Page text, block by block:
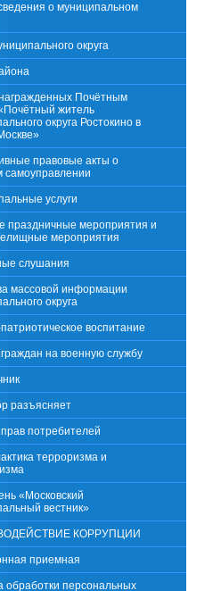
о муниципальном
округа
Почётным
житель
округа Ростокино в
правовые акты о
самоуправлении
услуги
праздничные мероприятия и
мероприятия
слушания
массовой информации
округа
воспитание
на военную службу
разъясняет
потребителей
терроризма и
«Московский
вестник»
КОРРУПЦИИ
приемная
обработки персональных